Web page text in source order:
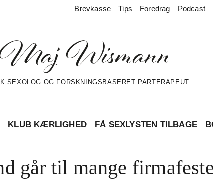
Brevkasse Tips Foredrag Podcast
SEXOLOG OG FORSKNINGSBASERET PARTERAPEUT
KLUB KÆRLIGHED FÅ SEXLYSTEN TILBAGE
går til mange